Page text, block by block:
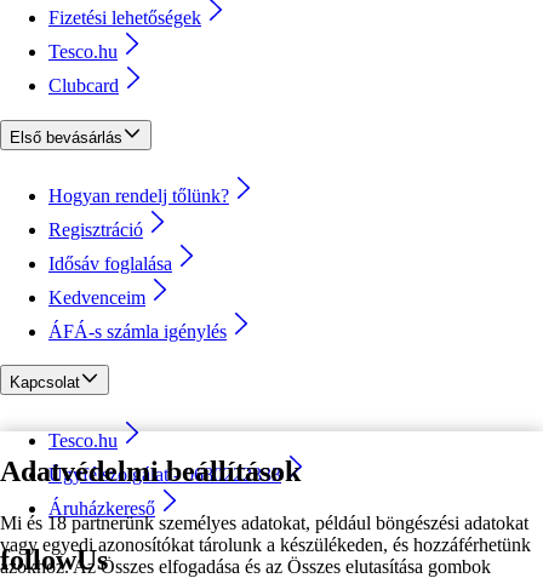
Adatvédelmi beállítások
Mi és 18 partnerünk személyes adatokat, például böngészési adatokat
vagy egyedi azonosítókat tárolunk a készülékeden, és hozzáférhetünk
azokhoz. Az Összes elfogadása és az Összes elutasítása gombok
Fizetési lehetőségek
Tesco.hu
Clubcard
Első bevásárlás
Hogyan rendelj tőlünk?
Regisztráció
Idősáv foglalása
Kedvenceim
ÁFÁ-s számla igénylés
Kapcsolat
Tesco.hu
Ügyfélszolgálat - 0680222333
Áruházkereső
followUs